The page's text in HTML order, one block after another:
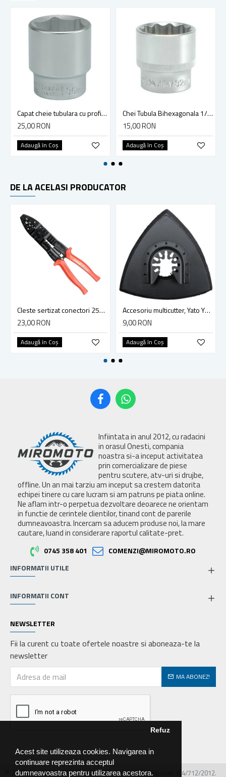
Acest site utilizeaza cookies. Navigarea in
continuare reprezinta acceptul
dumneavoastra pentru utilizarea acestora.
Refuz
Capat cheie tubulara cu profil hexagonal interior, Yato YT-1316, 6 laturi, 36 mm, 3/4 inch
25,00 RON
Adaugă în Coş
Chei Tubula Bihexagonala 1/2, 32mm, Yato YT-1292
15,00 RON
Adaugă în Coş
DE LA ACELASI PRODUCATOR
Cleste sertizat conectori 250 mm lama 4mm Yato YT-2254
23,00 RON
Adaugă în Coş
Accesoriu multicutter, Yato YT-34689, sistem Yato Quick Release, slefuire, 90 mm, ceramica, abrazive
9,00 RON
Adaugă în Coş
Infiintata in anul 2012, cu radacini
in orasul Onesti, compania
noastra si-a inceput activitatea
prin comercializare de piese
pentru scutere, atv-uri si drujbe,
offline. Un an mai tarziu am inceput sa crestem datorita
echipei tinere cu care lucram si am patruns pe piata online.
Ne aflam intr-o perpetua dezvoltare deoarece ne orientam
in functie de cerintele clientilor, tinand cont de parerile
dumneavoastra. Incercam sa aducem produse noi, la mare
cautare, luand in considerare raportul calitate-pret.
0745 358 401
COMENZI@MIROMOTO.RO
INFORMATII UTILE
INFORMATII CONT
NEWSLETTER
Fii la curent cu toate ofertele noastre si aboneaza-te la
newsletter
MA ABONEZ!
© 2026 MIRALEX PARTS SRL, CIF: RO30468586, Nr.reg.com: J04/712/2012.